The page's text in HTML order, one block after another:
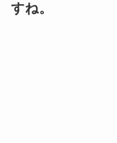
すね。